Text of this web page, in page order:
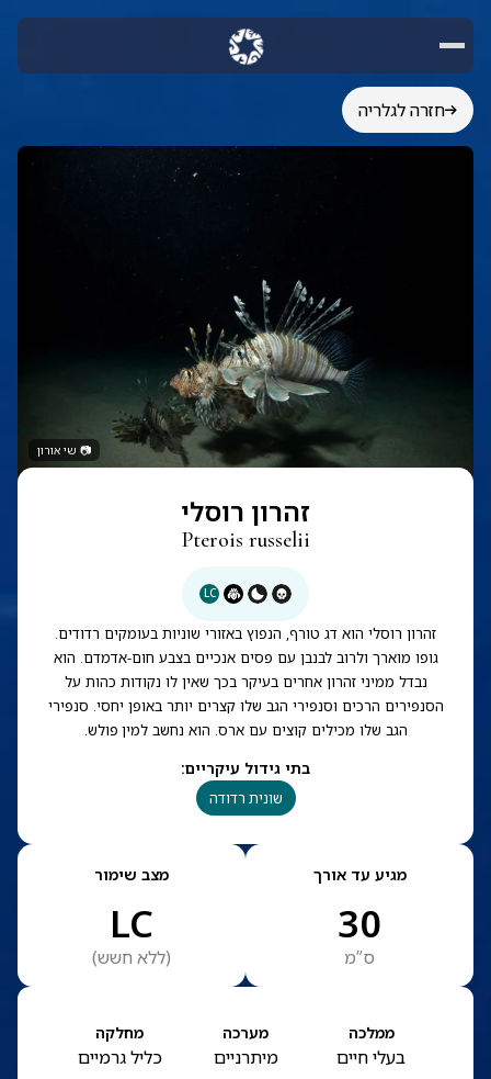
חזרה לגלריה
📷 שי אורון
זהרון רוסלי
Pterois russelii
LC
זהרון רוסלי הוא דג טורף, הנפוץ באזורי שוניות בעומקים רדודים.
גופו מוארך ולרוב לבנבן עם פסים אנכיים בצבע חום-אדמדם. הוא
נבדל ממיני זהרון אחרים בעיקר בכך שאין לו נקודות כהות על
הסנפירים הרכים וסנפירי הגב שלו קצרים יותר באופן יחסי. סנפירי
הגב שלו מכילים קוצים עם ארס. הוא נחשב למין פולש.
בתי גידול עיקריים:
שונית רדודה
מגיע עד אורך
30
ס”מ
מצב שימור
LC
(ללא חשש)
ממלכה
בעלי חיים
מערכה
מיתרניים
מחלקה
כליל גרמיים